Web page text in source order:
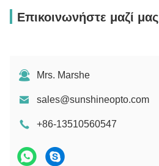
Επικοινωνήστε μαζί μας
Mrs. Marshe
sales@sunshineopto.com
+86-13510560547